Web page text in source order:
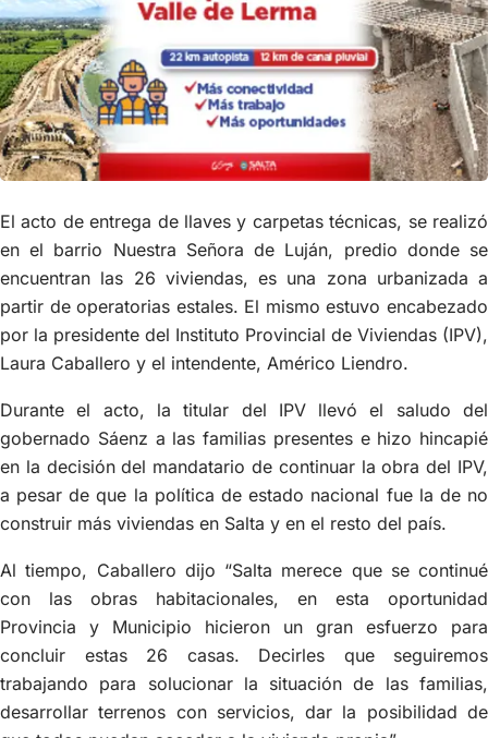
El acto de entrega de llaves y carpetas técnicas, se realizó
en el barrio Nuestra Señora de Luján, predio donde se
encuentran las 26 viviendas, es una zona urbanizada a
partir de operatorias estales. El mismo estuvo encabezado
por la presidente del Instituto Provincial de Viviendas (IPV),
Laura Caballero y el intendente, Américo Liendro.
Durante el acto, la titular del IPV llevó el saludo del
gobernado Sáenz a las familias presentes e hizo hincapié
en la decisión del mandatario de continuar la obra del IPV,
a pesar de que la política de estado nacional fue la de no
construir más viviendas en Salta y en el resto del país.
Al tiempo, Caballero dijo “Salta merece que se continué
con las obras habitacionales, en esta oportunidad
Provincia y Municipio hicieron un gran esfuerzo para
concluir estas 26 casas. Decirles que seguiremos
trabajando para solucionar la situación de las familias,
desarrollar terrenos con servicios, dar la posibilidad de